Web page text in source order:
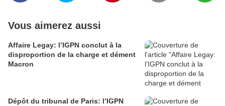
Vous aimerez aussi
Affaire Legay: l’IGPN conclut à la
disproportion de la charge et dément
Macron
Dépôt du tribunal de Paris: l’IGPN